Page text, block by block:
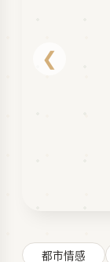
❮
都市情感